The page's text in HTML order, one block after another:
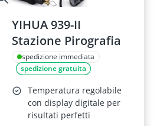
YIHUA 939-II
Stazione Pirografia
spedizione immediata
spedizione gratuita
Temperatura regolabile
con display digitale per
risultati perfetti